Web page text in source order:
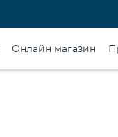
Онлайн магазин